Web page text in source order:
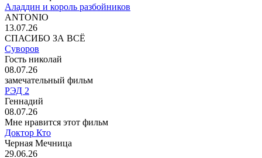
Аладдин и король разбойников
ANTONIO
13.07.26
СПАСИБО ЗА ВСЁ
Суворов
Гость николай
08.07.26
замечательный фильм
РЭД 2
Геннадий
08.07.26
Мне нравится этот фильм
Доктор Кто
Черная Мечница
29.06.26